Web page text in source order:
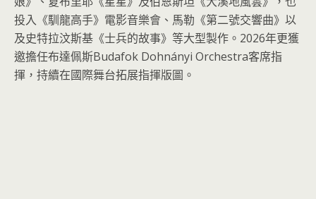
投入《馴龍高手》電影音樂會、馬勒《第二號交響曲》以
及史特拉汶斯基《士兵的故事》等大型製作。2026年更獲
邀擔任布達佩斯Budafok Dohnányi Orchestra客席指
揮，持續在國際舞台拓展指揮版圖。